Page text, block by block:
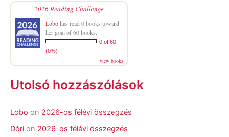
2026 Reading Challenge
Lobohas read 0 books toward
her goal of 60 books.
0 of 60
(0%)
view books
Utolsó hozzászólások
Lobo on 2026-os félévi összegzés
Dóri on 2026-os félévi összegzés